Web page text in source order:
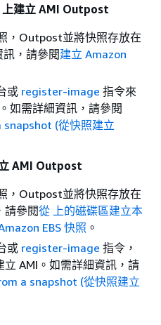
建立 AMI Outpost
，Outpost並將快照存放在
，請參閱建立 Amazon
或 register-image 指令來
如需詳細資訊，請參閱
(從快照建立
AMI Outpost
，Outpost並將快照存放在
請參閱從 上的磁碟區建立本
EBS 快照 。
或 register-image 指令，
AMI。如需詳細資訊，請
a snapshot (從快照建立